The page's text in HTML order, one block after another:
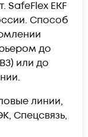
SafeFlex EKF
Способ
до
или до
линии,
Спецсвязь,